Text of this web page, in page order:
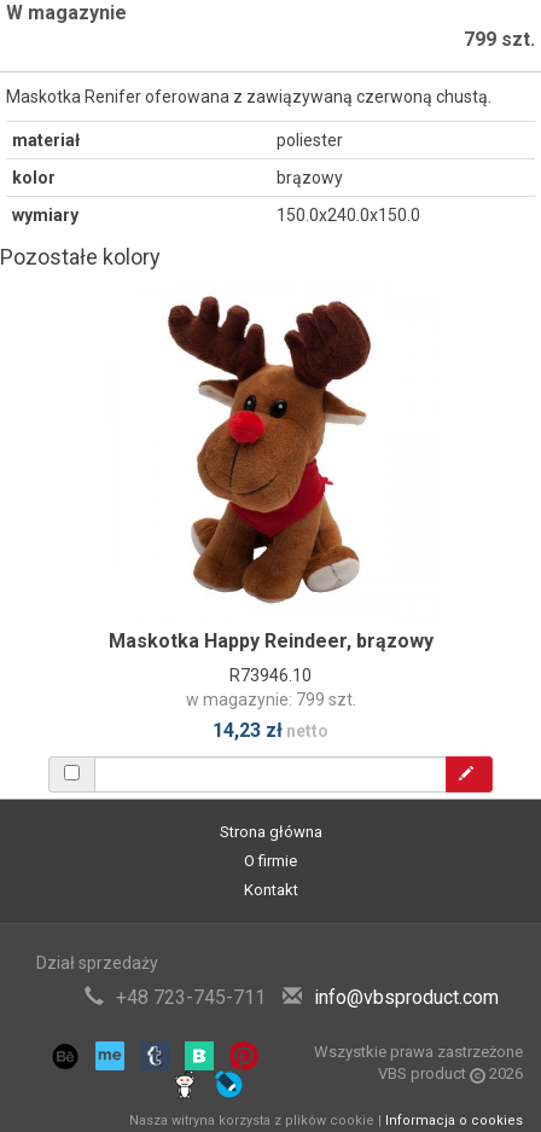
W magazynie
799 szt.
Maskotka Renifer oferowana z zawiązywaną czerwoną chustą.
materiał
poliester
kolor
brązowy
wymiary
150.0x240.0x150.0
Pozostałe kolory
Maskotka Happy Reindeer, brązowy
R73946.10
w magazynie: 799 szt.
14,23 zł netto
Strona główna
O firmie
Kontakt
Dział sprzedaży
+48 723-745-711 info@vbsproduct.com
Wszystkie prawa zastrzeżone
VBS product
2026
Nasza witryna korzysta z plików cookie | Informacja o cookies